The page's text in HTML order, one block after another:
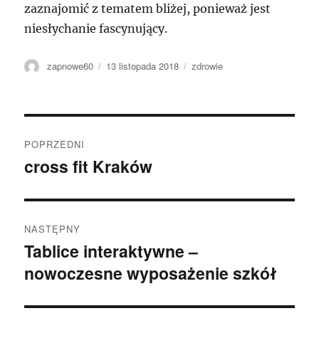
zaznajomić z tematem bliżej, ponieważ jest
niesłychanie fascynujący.
Autor
zapnowe60
Data
13 listopada 2018 Kategorie
zdrowie
wpisu
POPRZEDNI
Poprzedni
cross fit Kraków
NASTĘPNY
Następny
wpis:
Tablice interaktywne –
nowoczesne wyposażenie szkół